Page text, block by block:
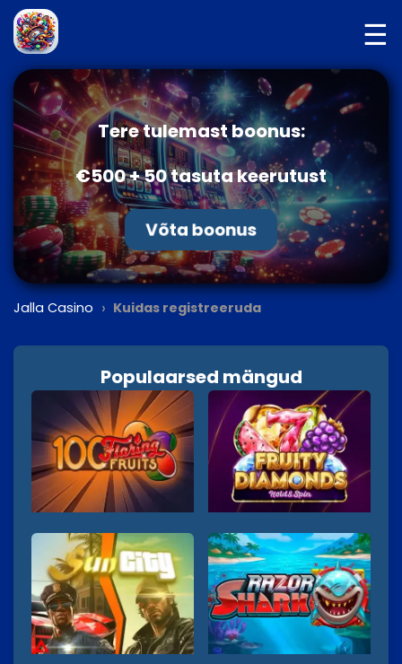
☰
Tere tulemast boonus:
€500 + 50 tasuta keerutust
Võta boonus
Jalla Casino › Kuidas registreeruda
Populaarsed mängud